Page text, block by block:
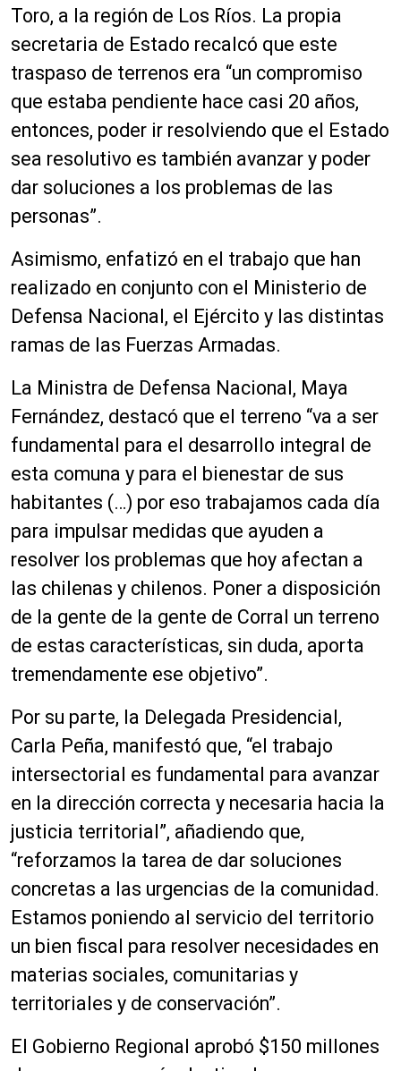
Toro, a la región de Los Ríos. La propia
secretaria de Estado recalcó que este
traspaso de terrenos era “un compromiso
que estaba pendiente hace casi 20 años,
entonces, poder ir resolviendo que el Estado
sea resolutivo es también avanzar y poder
dar soluciones a los problemas de las
personas”.
Asimismo, enfatizó en el trabajo que han
realizado en conjunto con el Ministerio de
Defensa Nacional, el Ejército y las distintas
ramas de las Fuerzas Armadas.
La Ministra de Defensa Nacional, Maya
Fernández, destacó que el terreno “va a ser
fundamental para el desarrollo integral de
esta comuna y para el bienestar de sus
habitantes (…) por eso trabajamos cada día
para impulsar medidas que ayuden a
resolver los problemas que hoy afectan a
las chilenas y chilenos. Poner a disposición
de la gente de la gente de Corral un terreno
de estas características, sin duda, aporta
tremendamente ese objetivo”.
Por su parte, la Delegada Presidencial,
Carla Peña, manifestó que, “el trabajo
intersectorial es fundamental para avanzar
en la dirección correcta y necesaria hacia la
justicia territorial”, añadiendo que,
“reforzamos la tarea de dar soluciones
concretas a las urgencias de la comunidad.
Estamos poniendo al servicio del territorio
un bien fiscal para resolver necesidades en
materias sociales, comunitarias y
territoriales y de conservación”.
El Gobierno Regional aprobó $150 millones